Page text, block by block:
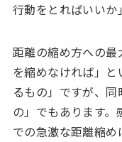
行動をとればいいか
距離の縮め方への
を縮めなければ」
るもの」ですが、
の」でもあります
での急激な距離縮